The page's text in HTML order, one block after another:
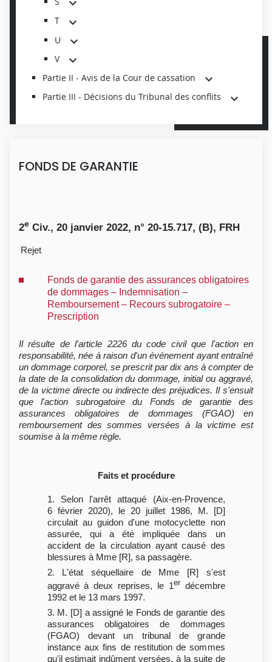
T
U
V
Partie II - Avis de la Cour de cassation
Partie III - Décisions du Tribunal des conflits
FONDS DE GARANTIE
2e Civ., 20 janvier 2022, n° 20-15.717, (B), FRH
Rejet
Fonds de garantie des assurances obligatoires
de dommages – Indemnisation –
Remboursement – Recours subrogatoire –
Prescription
Il résulte de l'article 2226 du code civil que l'action en
responsabilité, née à raison d'un événement ayant entraîné
un dommage corporel, se prescrit par dix ans à compter de
la date de la consolidation du dommage, initial ou aggravé,
de la victime directe ou indirecte des préjudices. Il s'ensuit
que l'action subrogatoire du Fonds de garantie des
assurances obligatoires de dommages (FGAO) en
remboursement des sommes versées à la victime est
soumise à la même règle.
Faits et procédure
1. Selon l'arrêt attaqué (Aix-en-Provence,
6 février 2020), le 20 juillet 1986, M. [D]
circulait au guidon d'une motocyclette non
assurée, qui a été impliquée dans un
accident de la circulation ayant causé des
blessures à Mme [R], sa passagère.
2. L'état séquellaire de Mme [R] s'est
aggravé à deux reprises, le 1er décembre
1992 et le 13 mars 1997.
3. M. [D] a assigné le Fonds de garantie des
assurances obligatoires de dommages
(FGAO) devant un tribunal de grande
instance aux fins de restitution de sommes
qu'il estimait indûment versées, à la suite de